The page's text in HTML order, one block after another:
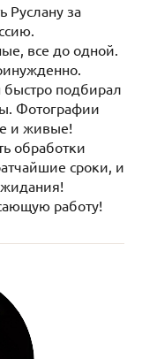
Руслану за
все до одной.
быстро подбирал
Фотографии
и живые!
обработки
сроки, и
работу!